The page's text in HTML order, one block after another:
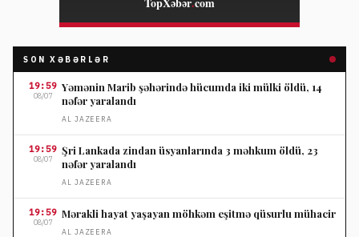
SON XƏBƏRLƏR
19:59
08/07
Yəmənin Marib şəhərində hücumda iki mülki öldü, 14
nəfər yaralandı
AL JAZEERA
19:59
08/07
Şri Lankada zindan üsyanlarında 3 məhkum öldü, 23
nəfər yaralandı
AL JAZEERA
19:59
08/07
Mərakli hayat yaşayan möhkəm eşitmə qüsurlu mühacir
AL JAZEERA